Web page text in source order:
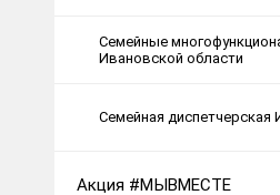
Семейные
Ивановской области
Семейная диспетчерская
Акция #МЫВМЕСТЕ